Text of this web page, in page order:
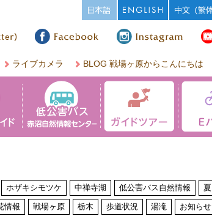
ライブカメラ BLOG 戦場ヶ原からこんにちは
ホザキシモツケ 中禅寺湖 低公害バス自然情報 夏
情報 戦場ヶ原 栃木 歩道状況 湯滝 お知らせ